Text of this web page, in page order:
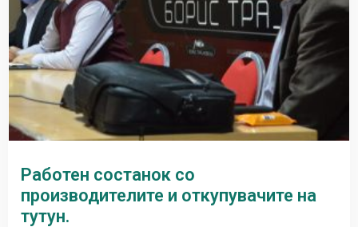
Работен состанок со
производителите и откупувачите на
тутун.